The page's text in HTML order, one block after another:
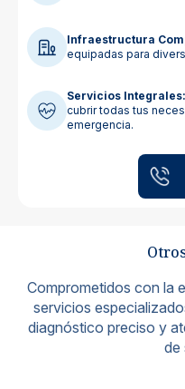
Infraestructura
equipadas para
Servicios Integrales:
cubrir todas tus
emergencia.
Comprometidos con la
servicios
diagnóstico preciso y
de